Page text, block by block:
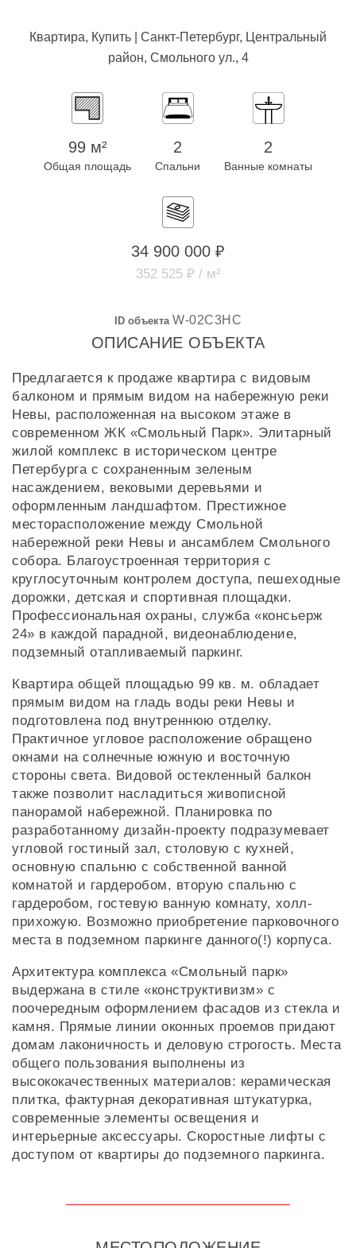
Квартира, Купить | Санкт-Петербург, Центральный
район, Смольного ул., 4
99 м²
Общая площадь
2
Спальни
2
Ванные комнаты
34 900 000 ₽
352 525 ₽ / м²
ID объекта W-02C3HC
ОПИСАНИЕ ОБЪЕКТА
Предлагается к продаже квартира с видовым
балконом и прямым видом на набережную реки
Невы, расположенная на высоком этаже в
современном ЖК «Смольный Парк». Элитарный
жилой комплекс в историческом центре
Петербурга с сохраненным зеленым
насаждением, вековыми деревьями и
оформленным ландшафтом. Престижное
месторасположение между Смольной
набережной реки Невы и ансамблем Смольного
собора. Благоустроенная территория с
круглосуточным контролем доступа, пешеходные
дорожки, детская и спортивная площадки.
Профессиональная охраны, служба «консьерж
24» в каждой парадной, видеонаблюдение,
подземный отапливаемый паркинг.
Квартира общей площадью 99 кв. м. обладает
прямым видом на гладь воды реки Невы и
подготовлена под внутреннюю отделку.
Практичное угловое расположение обращено
окнами на солнечные южную и восточную
стороны света. Видовой остекленный балкон
также позволит насладиться живописной
панорамой набережной. Планировка по
разработанному дизайн-проекту подразумевает
угловой гостиный зал, столовую с кухней,
основную спальню с собственной ванной
комнатой и гардеробом, вторую спальню с
гардеробом, гостевую ванную комнату, холл-
прихожую. Возможно приобретение парковочного
места в подземном паркинге данного(!) корпуса.
Архитектура комплекса «Смольный парк»
выдержана в стиле «конструктивизм» с
поочередным оформлением фасадов из стекла и
камня. Прямые линии оконных проемов придают
домам лаконичность и деловую строгость. Места
общего пользования выполнены из
высококачественных материалов: керамическая
плитка, фактурная декоративная штукатурка,
современные элементы освещения и
интерьерные аксессуары. Скоростные лифты с
доступом от квартиры до подземного паркинга.